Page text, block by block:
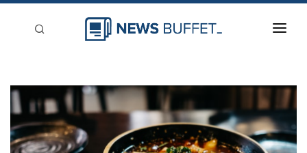
新聞稿分類
登入
刊登